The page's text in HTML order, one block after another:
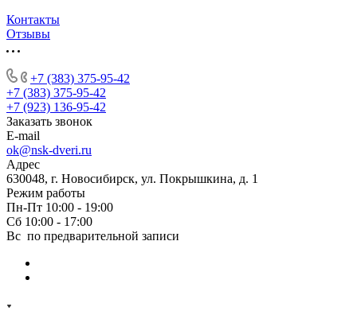
Контакты
Отзывы
+7 (383) 375-95-42
+7 (383) 375-95-42
+7 (923) 136-95-42
Заказать звонок
E-mail
ok@nsk-dveri.ru
Адрес
630048, г. Новосибирск, ул. Покрышкина, д. 1
Режим работы
Пн-Пт 10:00 - 19:00
Сб 10:00 - 17:00
Вс по предварительной записи